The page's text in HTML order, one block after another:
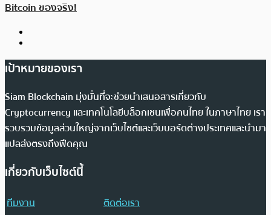
Bitcoin ของจริง!
เป้าหมายของเรา
Siam Blockchain มุ่งมั่นที่จะช่วยนำเสนอสารเกี่ยวกับ
Cryptocurrency และเทคโนโลยีบล็อกเชนเพื่อคนไทย ในภาษาไทย เรา
รวบรวมข้อมูลส่วนใหญ่จากเว็บไซต์และเว็บบอร์ดต่างประเทศและนำมา
แปลส่งตรงถึงฟีดคุณ
เกี่ยวกับเว็บไซต์นี้
ทีมงาน
ติดต่อเรา